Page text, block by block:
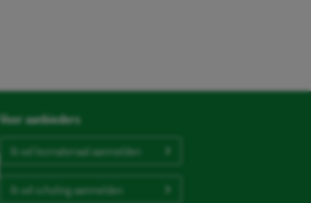
Voor aanbieders
Ik wil lesmateriaal aanmelden
Ik wil scholing aanmelden